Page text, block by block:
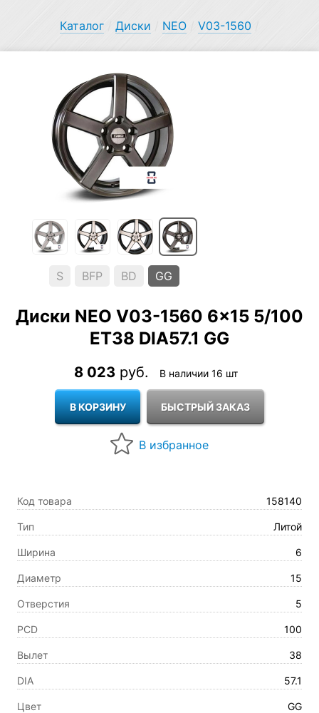
Каталог Диски NEO V03-1560
S BFP BD GG
Диски NEO V03-1560 6×15 5/100
ET38 DIA57.1 GG
8 023 руб. В наличии 16 шт
Код товара 158140
Тип Литой
Ширина 6
Диаметр 15
Отверстия 5
PCD 100
Вылет 38
DIA 57.1
Цвет GG